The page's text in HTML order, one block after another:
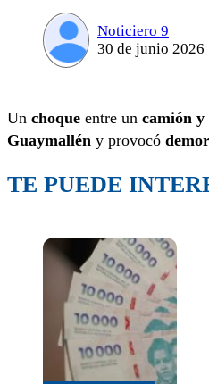
Noticiero 9
30 de junio 2026
Un choque entre un camión y
Guaymallén y provocó
TE PUEDE